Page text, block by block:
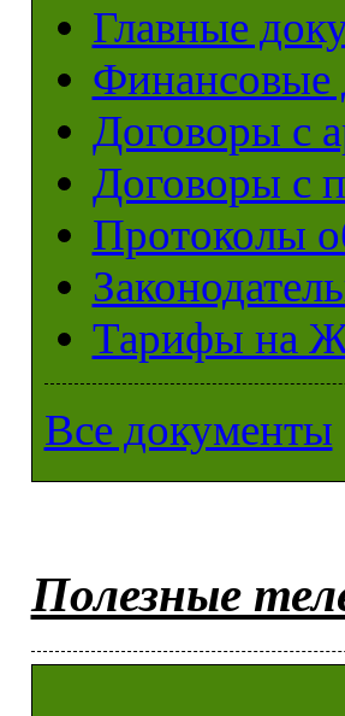
Главные
Финансовые
Договоры с
Договоры с
Протоколы
Тарифы на
Все документы
Полезные